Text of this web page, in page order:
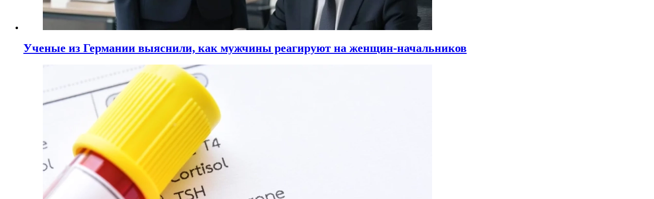
Ученые из Германии выяснили, как мужчины реагируют на женщин-начальников